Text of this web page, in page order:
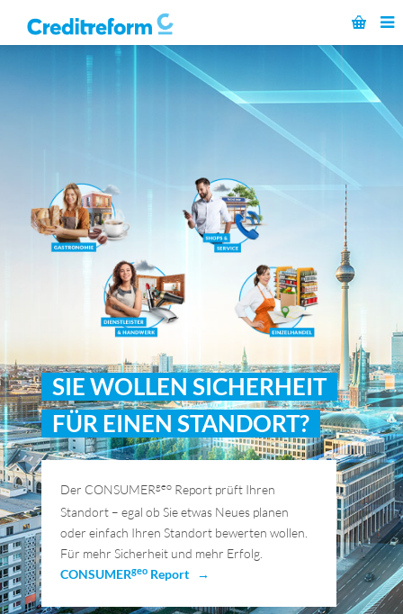
Der CONSUMERgeo Report prüft Ihren
Standort – egal ob Sie etwas Neues planen
oder einfach Ihren Standort bewerten wollen.
Für mehr Sicherheit und mehr Erfolg.
CONSUMERgeo Report →
FÜR EINEN STANDORT?
SIE WOLLEN SICHERHEIT